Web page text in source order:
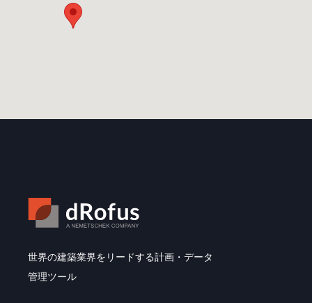
世界の建築業界をリードする計画・データ
管理ツール